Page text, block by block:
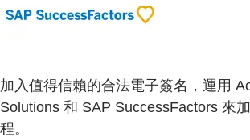
加入值得信賴的合法電子簽名，運用
Solutions 和 SAP SuccessFactors 來
程。